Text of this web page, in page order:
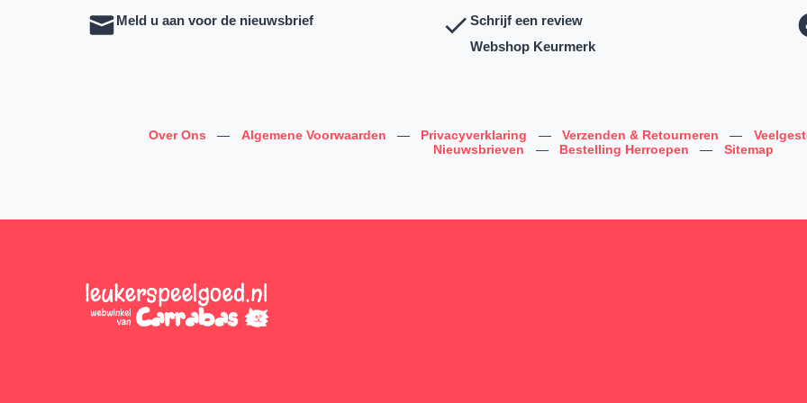
Meld u aan voor de nieuwsbrief
Schrijf een review
Webshop Keurmerk
Over Ons — Algemene Voorwaarden — Privacyverklaring — Verzenden & Retourneren —
Nieuwsbrieven
— Bestelling Herroepen — Sitemap